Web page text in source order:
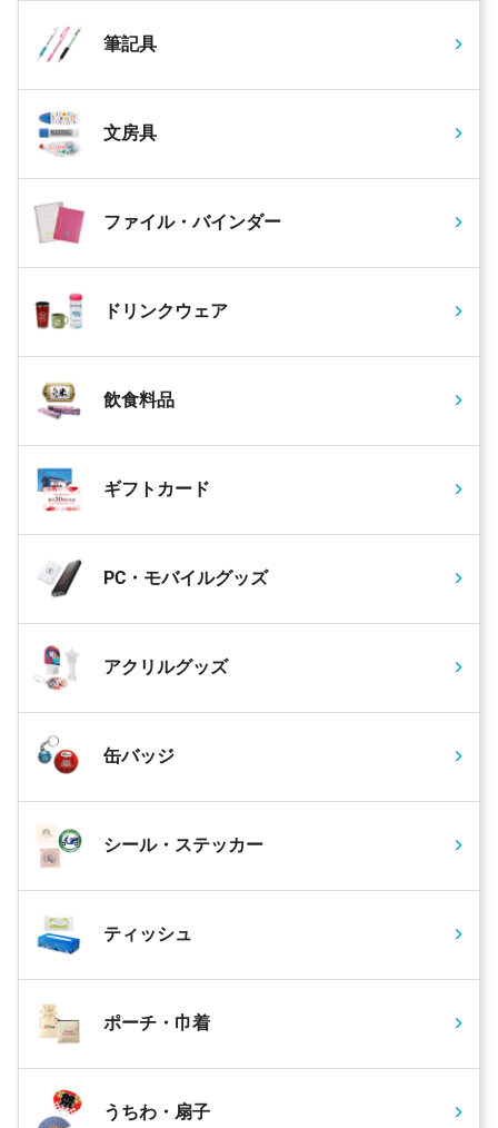
筆記具
文房具
ファイル・バインダー
ドリンクウェア
飲食料品
ギフトカード
PC・モバイルグッズ
アクリルグッズ
缶バッジ
シール・ステッカー
ティッシュ
ポーチ・巾着
うちわ・扇子